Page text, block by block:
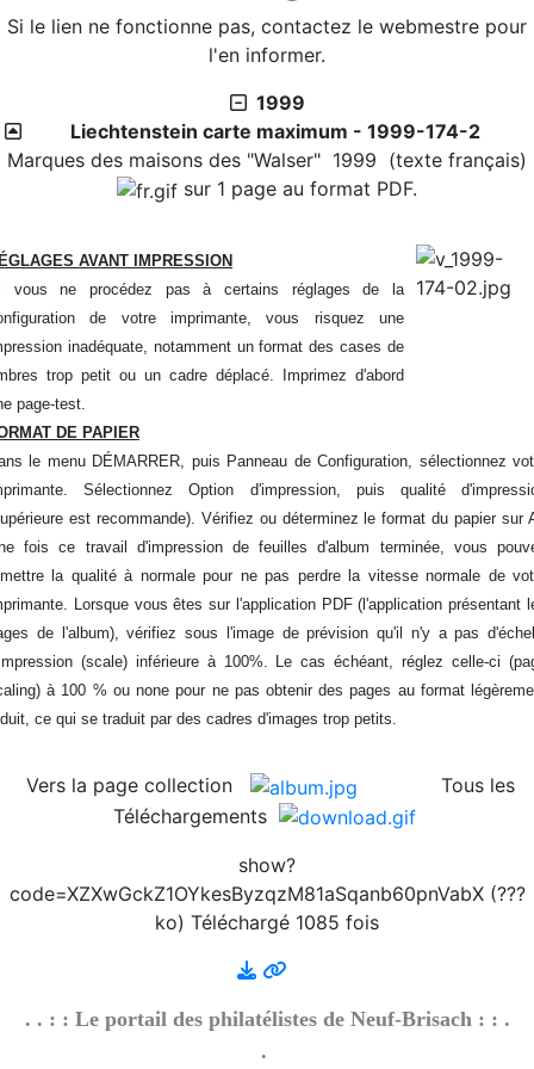
2026/07/27 :Timbres 2026 - Cascades et rivières de
la Martinique
Téléchargement
2026/08/01 :
Album - Thématique|3D - La philatélie
en 3D - Um Al Qiwain - 1972-9-3
2026/08/01 :Album - Thématique|3D - La philatélie
2026/08/01 :Album - Thématique|3D - La philatélie
en 3D - Um Al Qiwain - 1972-9-1
2026/08/01 :Album - Thématique|3D - La philatélie
en 3D - Um Al Qiwain - 1972-8-2
2026/08/01 : Album - Thématique|3D - La philatélie
2026/08/01 :
en 3D - Um Al Qiwain - 1972-7-2
2026/08/01 :Album - Thématique|3D - La philatélie
en 3D - Um Al Qiwain - 1972-7-1
2026/08/01 :Album - Thématique|3D - La philatélie
en 3D - Um Al Qiwain - 1972-6
2026/08/01 :Album - Thématique|3D - La philatélie
en 3D - Um Al Qiwain - 1972-5
2026/08/01 :Album - Thématique|3D - La philatélie
en 3D - Um Al Qiwain - 1972-4
2026/08/01 :Album - Thématique|3D - La philatélie
2026/08/01 : Album - Thématique|3D - La philatélie
en 3D - Um Al Qiwain - 1972-3-1
Album - Thématique|3D - La philatélie
en 3D - Um Al Qiwain - 1972-2-1
2026/08/01 :Album - Thématique|3D - La philatélie
en 3D - Um Al Qiwain - 1972-1-1
en 3D - Corée du Nord - 1986-1
2026/08/01 :
Album - Thématique|3D - La philatélie
en 3D - Corée du Nord - 1976-3
Album - Thématique|3D - La philatélie
Si le lien ne fonctionne pas, contactez le webmestre pour
l'en informer.
1999
Liechtenstein carte maximum - 1999-174-2
Marques des maisons des "Walser" 1999 (texte français)
sur 1 page au format PDF.
AVANT IMPRESSION
vous ne procédez pas à certains réglages de la
de votre imprimante, vous risquez une
inadéquate, notamment un format des cases de
trop petit ou un cadre déplacé. Imprimez d'abord
page-test.
DE PAPIER
le menu DÉMARRER, puis Panneau de Configuration, sélectionnez
Sélectionnez Option d'impression, puis qualité
est recommande). Vérifiez ou déterminez le format du papier sur
fois ce travail d'impression de feuilles d'album terminée, vous
la qualité à normale pour ne pas perdre la vitesse normale de
Lorsque vous êtes sur l'application PDF (l'application présentant
de l'album), vérifiez sous l'image de prévision qu'il n'y a pas
(scale) inférieure à 100%. Le cas échéant, réglez celle-ci
à 100 % ou none pour ne pas obtenir des pages au format
ce qui se traduit par des cadres d'images trop petits.
Vers la page collection
Tous les
Téléchargements
show?
code=XZXwGckZ1OYkesByzqzM81aSqanb60pnVabX (???
ko) Téléchargé 1085 fois
. . : : Le portail des philatélistes de Neuf-Brisach : : .
.